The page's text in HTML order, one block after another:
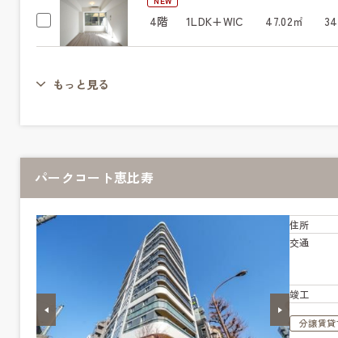
4階 1LDK+WIC 47.02㎡
もっと見る
パークコート恵比寿
住所
交通
竣工
分譲賃